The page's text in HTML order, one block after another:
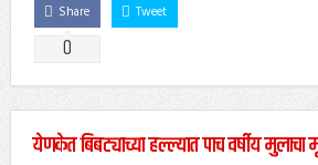
Share
0
Tweet
येणकेत बिबट्याच्या हल्ल्यात पाच वर्षीय मुलाचा